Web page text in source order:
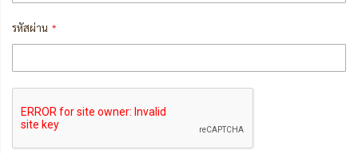
รหัสผ่าน